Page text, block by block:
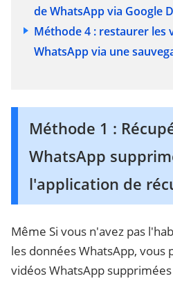
de WhatsApp via Google
Méthode 4 : restaurer les
WhatsApp via une
Méthode 1 :
WhatsApp
l'application de
Même Si vous n'avez pas
les données WhatsApp,
vidéos WhatsApp